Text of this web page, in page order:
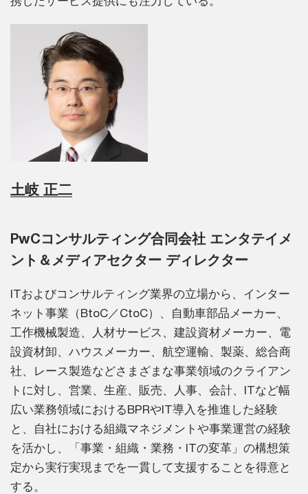
土岐 正二
PwCコンサルティング合同会社 エンタテイメ
ント＆メディアセクター ディレクター
ITおよびコンサルティング業界の立場から、インター
ネット事業（BtoC／CtoC）、自動車部品メーカー、
工作機械製造、人材サービス、建設資材メーカー、電
設資材卸、ハウスメーカー、航空運輸、製薬、総合商
社、レース製造などさまざまな事業領域のクライアン
トに対し、営業、生産、販売、人事、会計、ITなど幅
広い業務領域におけるBPRやIT導入を推進した経験
と、自社における組織マネジメントや事業運営の経験
を活かし、「事業・組織・業務・ITの変革」の構想策
定から実行実現までを一貫して支援することを得意と
する。